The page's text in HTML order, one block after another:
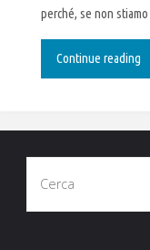
perché, se non
Continue reading